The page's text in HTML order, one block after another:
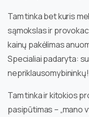
Tam tinka bet kuris
sąmokslas ir
kainų pakėlimas
Specialiai padaryta:
nepriklausomybininkų!
Tam tinka ir kitokios
pasipūtimas – „mano